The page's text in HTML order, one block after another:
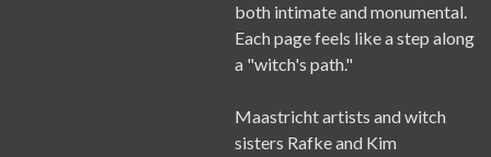
both intimate and monumental.
Each page feels like a step along
a "witch's path."
Maastricht artists and witch
sisters Rafke and Kim